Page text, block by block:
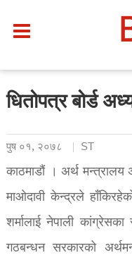
धितोपत्र बोर्ड
पुष ०१, २०७८ ST
काठमाडौं । अर्थ
माओदावी केन्द्रले
शर्मालाई नेपाली
गठबन्धन सरकारको